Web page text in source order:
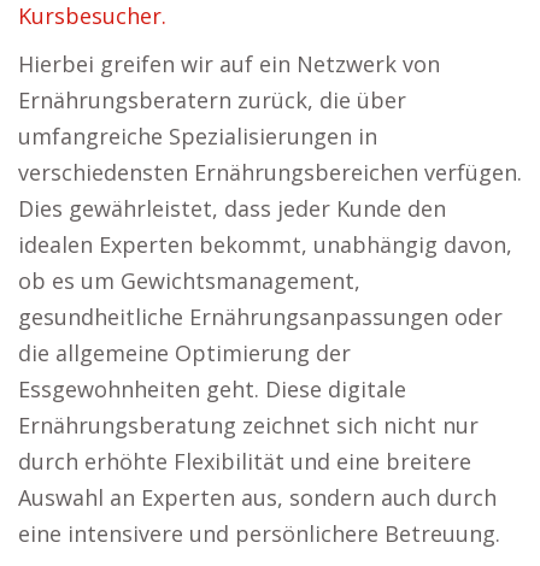
Kursbesucher.
Hierbei greifen wir auf ein Netzwerk von
Ernährungsberatern zurück, die über
umfangreiche Spezialisierungen in
verschiedensten Ernährungsbereichen verfügen.
Dies gewährleistet, dass jeder Kunde den
idealen Experten bekommt, unabhängig davon,
ob es um Gewichtsmanagement,
gesundheitliche Ernährungsanpassungen oder
die allgemeine Optimierung der
Essgewohnheiten geht. Diese digitale
Ernährungsberatung zeichnet sich nicht nur
durch erhöhte Flexibilität und eine breitere
Auswahl an Experten aus, sondern auch durch
eine intensivere und persönlichere Betreuung.